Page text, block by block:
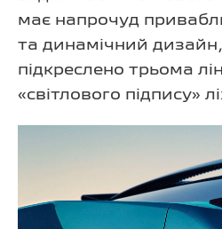
має напрочуд
та динамічний
підкреслено трьома
«світлового підпису»